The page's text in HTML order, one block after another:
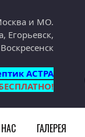
и МО.
Егорьевск,
АСТРА
ГАЛЕРЕЯ